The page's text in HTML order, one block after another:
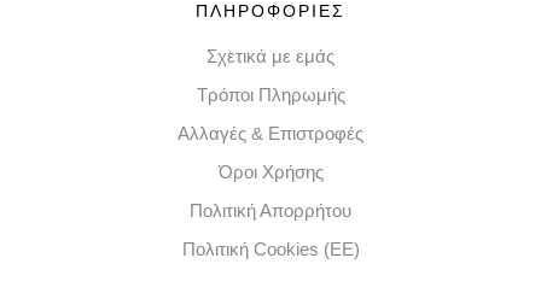
ΠΛΗΡΟΦΟΡΙΕΣ
Σχετικά με εμάς
Τρόποι Πληρωμής
Αλλαγές & Επιστροφές
Όροι Χρήσης
Πολιτική Απορρήτου
Πολιτική Cookies (EE)